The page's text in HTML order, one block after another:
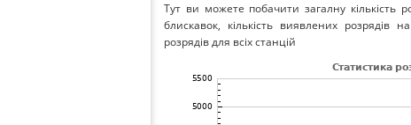
Тут ви можете побачити загалну кількість
блискавок, кількість виявлених розрядів
розрядів для всіх станцій